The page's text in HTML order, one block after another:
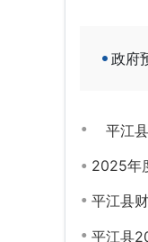
政府
平江
2025年
平江县
平江县